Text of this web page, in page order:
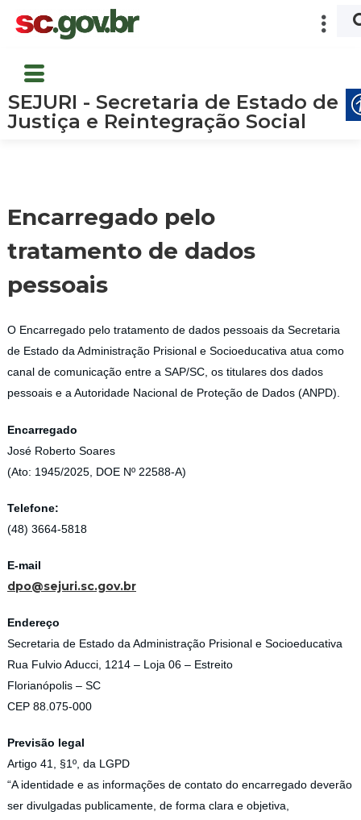
SEJURI - Secretaria de Estado de
Justiça e Reintegração Social
Encarregado pelo
tratamento de dados
pessoais
O Encarregado pelo tratamento de dados pessoais da Secretaria
de Estado da Administração Prisional e Socioeducativa atua como
canal de comunicação entre a SAP/SC, os titulares dos dados
pessoais e a Autoridade Nacional de Proteção de Dados (ANPD).
Encarregado
José Roberto Soares
(Ato: 1945/2025, DOE Nº 22588-A)
Telefone:
(48) 3664-5818
E-mail
dpo@sejuri.sc.gov.br
Endereço
Secretaria de Estado da Administração Prisional e Socioeducativa
Rua Fulvio Aducci, 1214 – Loja 06 – Estreito
Florianópolis – SC
CEP 88.075-000
Previsão legal
Artigo 41, §1º, da LGPD
“A identidade e as informações de contato do encarregado deverão
ser divulgadas publicamente, de forma clara e objetiva,